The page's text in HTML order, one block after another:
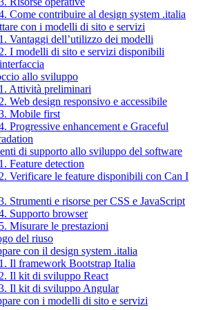
Come contribuire al design system .italia
con i modelli di sito e servizi
Vantaggi dell’utilizzo dei modelli
I modelli di sito e servizi disponibili
allo sviluppo
Attività preliminari
Web design responsivo e accessibile
Mobile first
Progressive enhancement e Graceful
di supporto allo sviluppo del software
Feature detection
Verificare le feature disponibili con Can I
Strumenti e risorse per CSS e JavaScript
Supporto browser
Misurare le prestazioni
del riuso
con il design system .italia
Il framework Bootstrap Italia
Il kit di sviluppo React
Il kit di sviluppo Angular
con i modelli di sito e servizi